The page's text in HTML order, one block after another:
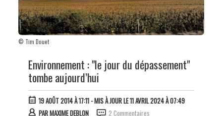
© Tim Douet
Environnement : "le jour du dépassement"
tombe aujourd’hui
19 AOÛT 2014 À 17:11- MIS À JOUR LE 11 AVRIL 2024 À 07:49
PARMAXIME DEBLON 2 Commentaires